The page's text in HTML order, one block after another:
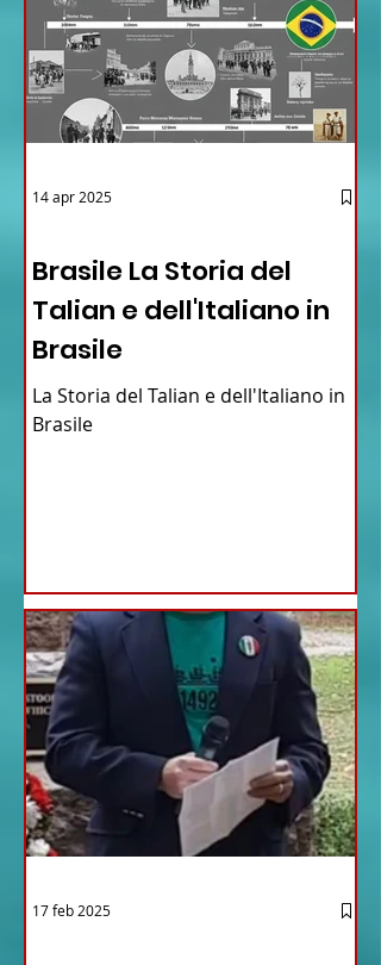
Brasile La Storia del
Talian e dell'Italiano in
Brasile
La Storia del Talian e dell'Italiano in
Brasile
14 apr 2025
17 feb 2025